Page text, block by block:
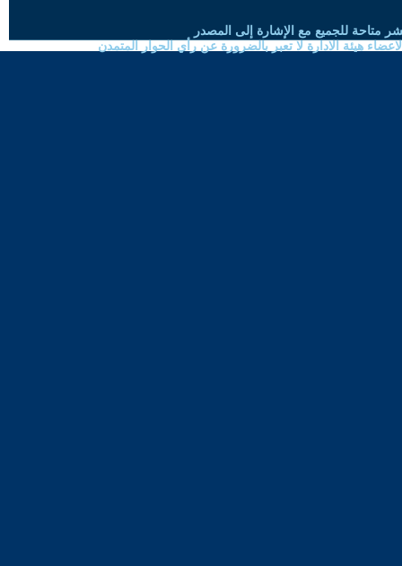
متاحة للجميع مع الإشارة إلى المصدر
هيئة الادارة لا تعبر بالضرورة عن رأي الحوار المتمدن